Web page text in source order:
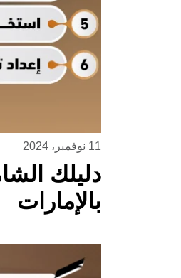
11 نوفمبر، 2024
دليلك
بالإمارات